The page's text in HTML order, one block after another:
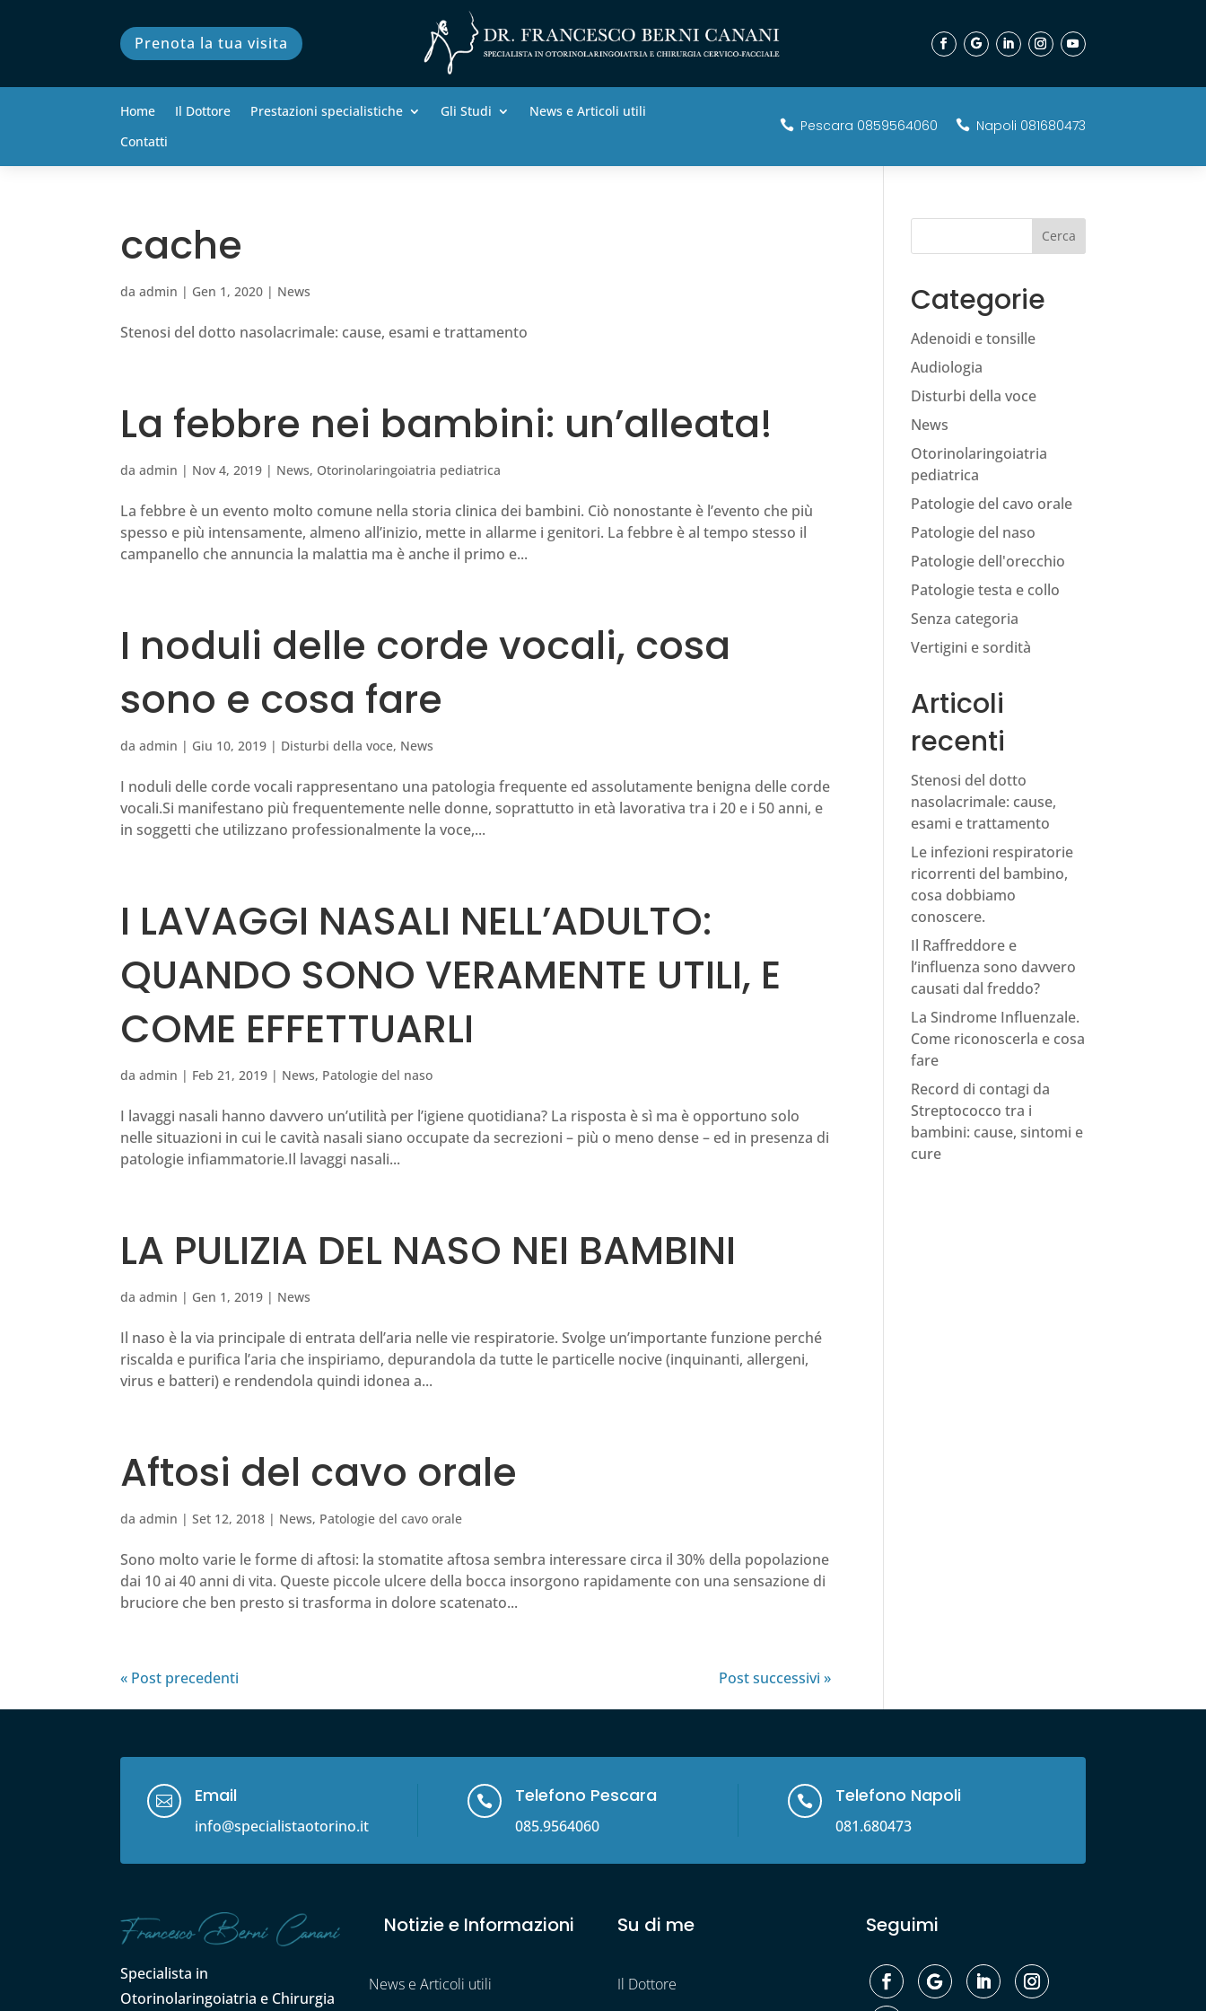
Prenota la tua visita
Home Il Dottore Prestazioni specialistiche Gli Studi
News e Articoli utili
Contatti
 Pescara 0859564060  Napoli 081680473
cache
daadmin | Gen 1, 2020 | News
Stenosi del dotto nasolacrimale: cause, esami e trattamento
La febbre nei bambini: un’alleata!
daadmin | Nov 4, 2019 | News, Otorinolaringoiatria pediatrica
La febbre è un evento molto comune nella storia clinica dei bambini. Ciò nonostante è l’evento che più
spesso e più intensamente, almeno all’inizio, mette in allarme i genitori. La febbre è al tempo stesso il
campanello che annuncia la malattia ma è anche il primo e...
I noduli delle corde vocali, cosa
sono e cosa fare
daadmin | Giu 10, 2019 | Disturbi della voce, News
I noduli delle corde vocali rappresentano una patologia frequente ed assolutamente benigna delle corde
vocali.Si manifestano più frequentemente nelle donne, soprattutto in età lavorativa tra i 20 e i 50 anni, e
in soggetti che utilizzano professionalmente la voce,...
I LAVAGGI NASALI NELL’ADULTO:
QUANDO SONO VERAMENTE UTILI, E
COME EFFETTUARLI
daadmin | Feb 21, 2019 | News, Patologie del naso
I lavaggi nasali hanno davvero un’utilità per l’igiene quotidiana? La risposta è sì ma è opportuno solo
nelle situazioni in cui le cavità nasali siano occupate da secrezioni – più o meno dense – ed in presenza di
patologie infiammatorie.Il lavaggi nasali...
LA PULIZIA DEL NASO NEI BAMBINI
daadmin | Gen 1, 2019 | News
Il naso è la via principale di entrata dell’aria nelle vie respiratorie. Svolge un’importante funzione perché
riscalda e purifica l’aria che inspiriamo, depurandola da tutte le particelle nocive (inquinanti, allergeni,
virus e batteri) e rendendola quindi idonea a...
Aftosi del cavo orale
daadmin |Set 12, 2018 | News, Patologie del cavo orale
Sono molto varie le forme di aftosi: la stomatite aftosa sembra interessare circa il 30% della popolazione
dai 10 ai 40 anni di vita. Queste piccole ulcere della bocca insorgono rapidamente con una sensazione di
bruciore che ben presto si trasforma in dolore scatenato...
« Post precedenti Post successivi »
Cerca
Categorie
Adenoidi e tonsille
Audiologia
Disturbi della voce
News
Otorinolaringoiatria
pediatrica
Patologie del cavo orale
Patologie del naso
Patologie dell'orecchio
Patologie testa e collo
Senza categoria
Vertigini e sordità
Articoli
recenti
Stenosi del dotto
nasolacrimale: cause,
esami e trattamento
Le infezioni respiratorie
ricorrenti del bambino,
cosa dobbiamo
conoscere.
Il Raffreddore e
l’influenza sono davvero
causati dal freddo?
La Sindrome Influenzale.
Come riconoscerla e cosa
fare
Record di contagi da
Streptococco tra i
bambini: cause, sintomi e
cure
 Email
info@specialistaotorino.it
 Telefono Pescara
085.9564060
 Telefono Napoli
081.680473
Specialista in
Otorinolaringoiatria e Chirurgia
Notizie e Informazioni
News e Articoli utili
Su di me
Il Dottore
Seguimi